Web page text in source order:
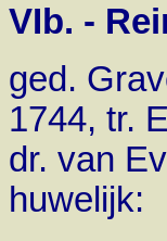
VIb. -
ged.
1744, tr.
dr. van
huwelijk: